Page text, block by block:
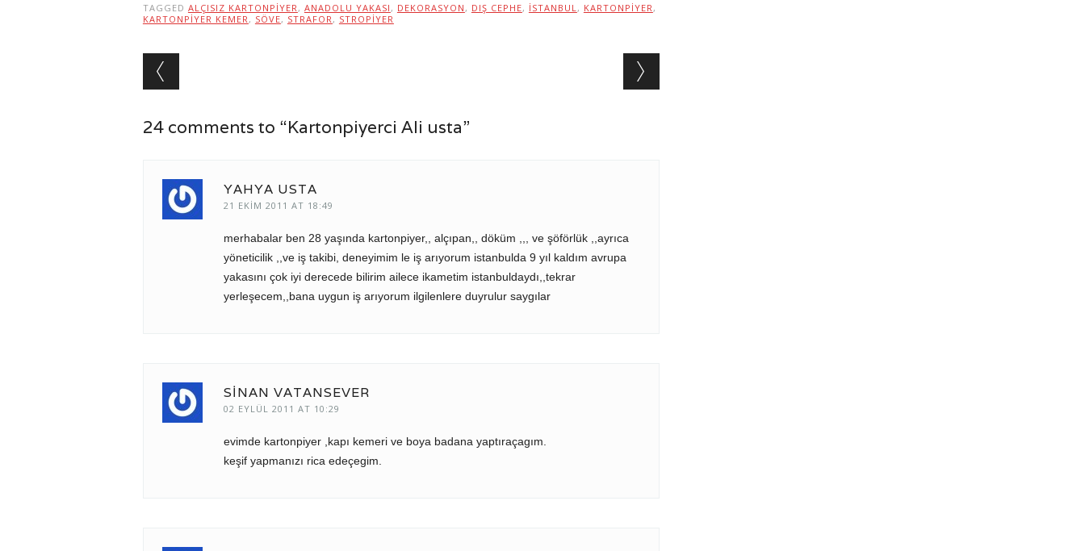
TAGGED ALÇISIZ KARTONPIYER , ANADOLU YAKASI , DEKORASYON , DIŞ CEPHE, ISTANBUL , KARTONPIYER ,
KARTONPIYER KEMER , SÖVE, STRAFOR , STROPIYER
Post navigation
24 comments to “Kartonpiyerci Ali usta”
YAHYA USTA
21 EKIM 2011 AT 18:49
merhabalar ben 28 yaşında kartonpiyer,, alçıpan,, döküm ,,, ve şöförlük ,,ayrıca
yöneticilik ,,ve iş takibi, deneyimim le iş arıyorum istanbulda 9 yıl kaldım avrupa
yakasını çok iyi derecede bilirim ailece ikametim istanbuldaydı,,tekrar
yerleşecem,,bana uygun iş arıyorum ilgilenlere duyrulur saygılar
SİNAN VATANSEVER
02 EYLÜL 2011 AT 10:29
evimde kartonpiyer ,kapı kemeri ve boya badana yaptıraçagım.
keşif yapmanızı rica edeçegim.